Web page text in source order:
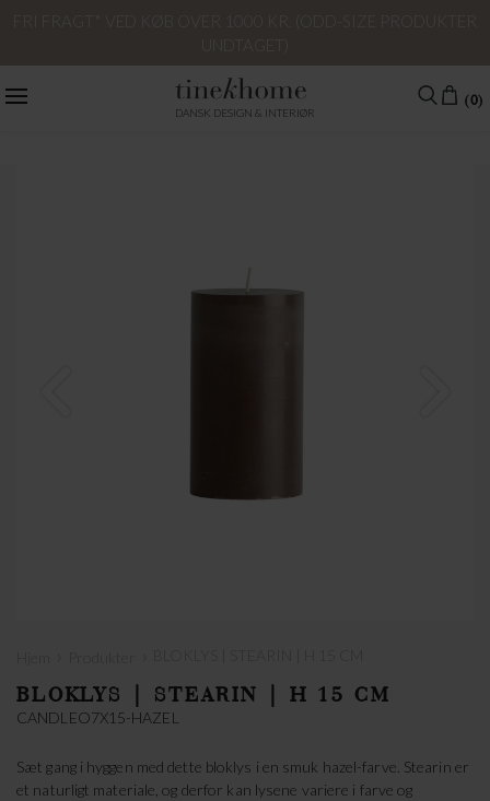
DANSK DESIGN & INTERIØR
(0)
BLOKLYS | STEARIN | H 15 CM
CANDLEO7X15-HAZEL
Sæt gang i hyggen med dette bloklys i en smuk hazel-farve. Stearin er
et naturligt materiale, og derfor kan lysene variere i farve og